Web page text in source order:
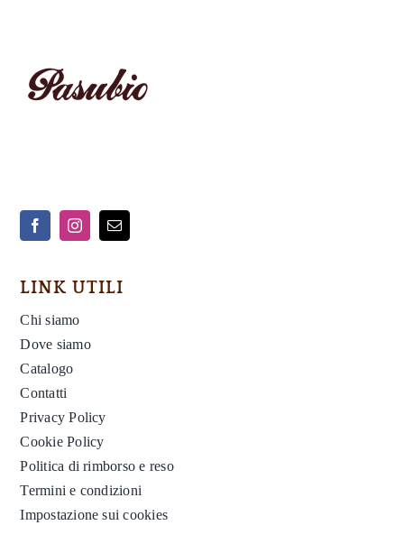
LINK UTILI
Chi siamo
Dove siamo
Catalogo
Contatti
Privacy Policy
Cookie Policy
Politica di rimborso e reso
Termini e condizioni
Impostazione sui cookies